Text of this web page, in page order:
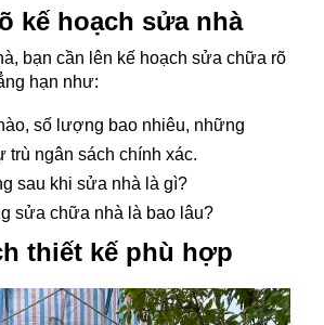
kế hoạch sửa nhà
bạn cần lên kế hoạch sửa chữa rõ
hạn như:
số lượng bao nhiêu, những
ngân sách chính xác.
sau khi sửa nhà là gì?
sửa chữa nhà là bao lâu?
thiết kế phù hợp